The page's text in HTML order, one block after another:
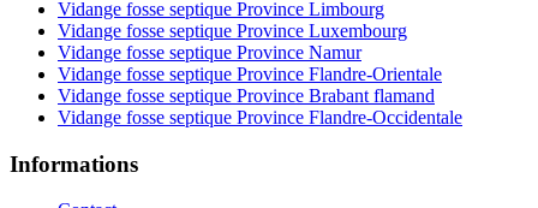
Vidange fosse septique Province Limbourg
Vidange fosse septique Province Luxembourg
Vidange fosse septique Province Namur
Vidange fosse septique Province Flandre-Orientale
Vidange fosse septique Province Brabant flamand
Vidange fosse septique Province Flandre-Occidentale
Informations